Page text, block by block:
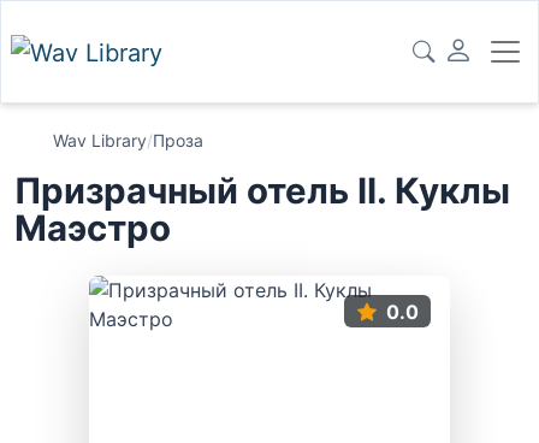
Wav Library/Проза
Призрачный отель II. Куклы
Маэстро
0.0